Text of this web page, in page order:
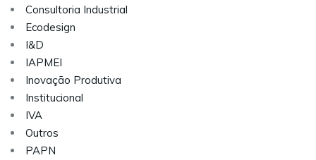
Consultoria Industrial
Ecodesign
I&D
IAPMEI
Inovação Produtiva
Institucional
IVA
Outros
PAPN